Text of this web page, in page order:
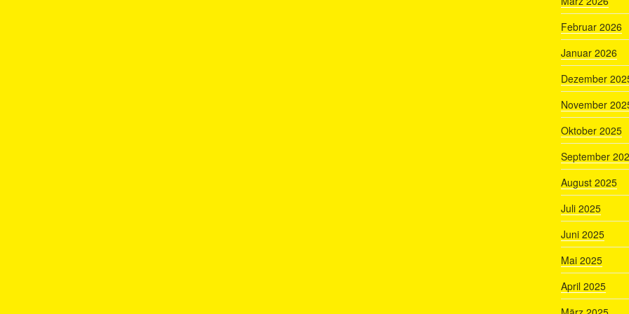
Februar 2026
Januar 2026
Dezember
November
Oktober 2025
September
August 2025
Juli 2025
Juni 2025
Mai 2025
April 2025